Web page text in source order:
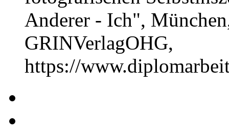
Anderer - Ich",
GRINVerlagOHG,
https://